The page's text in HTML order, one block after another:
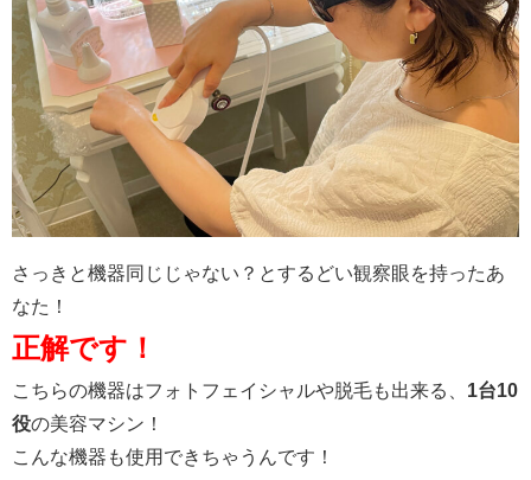
さっきと機器同じじゃない？とするどい観察眼を持ったあ
なた！
正解です！
こちらの機器はフォトフェイシャルや脱毛も出来る、 1台10
役の美容マシン！
こんな機器も使用できちゃうんです！